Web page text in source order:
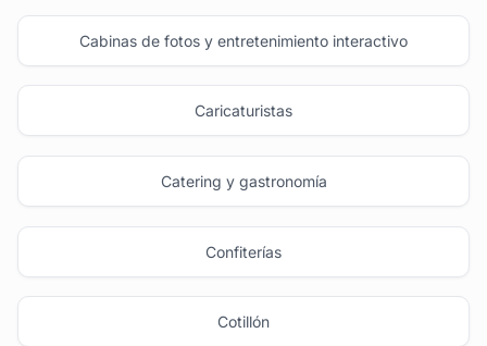
Cabinas de fotos y entretenimiento interactivo
Caricaturistas
Catering y gastronomía
Confiterías
Cotillón